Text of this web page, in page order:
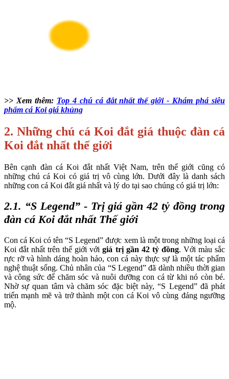
>> Xem thêm: Top 4 chú cá đắt nhất thế giới - Khám phá siêu
phẩm cá Koi giá khủng
2. Những chú cá Koi đắt giá thuộc đàn cá
Koi đắt nhất thế giới
Bên cạnh đàn cá Koi đắt nhất Việt Nam, trên thế giới cũng có
những chú cá Koi có giá trị vô cùng lớn. Dưới đây là danh sách
những con cá Koi đắt giá nhất và lý do tại sao chúng có giá trị lớn:
2.1. “S Legend” - Trị giá gần 42 tỷ đồng trong
đàn cá Koi đắt nhất Thế giới
Con cá Koi có tên “S Legend” được xem là một trong những loại cá
Koi đắt nhất trên thế giới vớigiá trị gần 42 tỷ đồng. Với màu sắc
rực rỡ và hình dáng hoàn hảo, con cá này thực sự là một tác phẩm
nghệ thuật sống. Chủ nhân của “S Legend” đã dành nhiều thời gian
và công sức để chăm sóc và nuôi dưỡng con cá từ khi nó còn bé.
Nhờ sự quan tâm và chăm sóc đặc biệt này, “S Legend” đã phát
triển mạnh mẽ và trở thành một con cá Koi vô cùng đáng ngưỡng
mộ.